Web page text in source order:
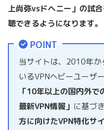
上尚弥vsドヘニー」の試
聴できるようになります。
POINT
当サイトは、2010年
いるVPNヘビーユーザ
「10年以上の国内外で
最新VPN情報」 に基づき
方に向けたVPN特化サ